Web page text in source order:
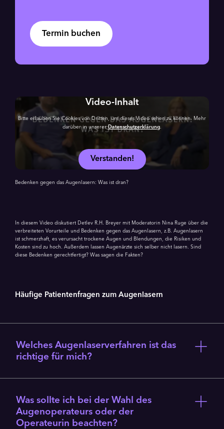
Termin buchen
Video-Inhalt
Bitte erlauben Sie Cookies von Dritten, um dieses Video sehen zu können. Mehr
darüber in unsererDatenschutzerklärung
Verstanden!
Bedenken gegen das Augenlasern: Was ist dran?
In diesem Video diskutiert Detlev R.H. Breyer mit Moderatorin Nina Ruge über die
verbreiteten Vorurteile und Bedenken gegen das Augenlasern, z.B. Augenlasern
ist schmerzhaft, es verursacht trockene Augen und Blendungen, die Risiken und
Kosten sind zu hoch. Außerdem lassen Augenärzte sich selber nicht lasern. Sind
diese Bedenken gerechtfertigt? Was sagen die Fakten?
Häufige Patientenfragen zum Augenlasern
Welches Augenlaserverfahren ist das
richtige für mich?
Was sollte ich bei der Wahl des
Augenoperateurs oder der
Operateurin beachten?